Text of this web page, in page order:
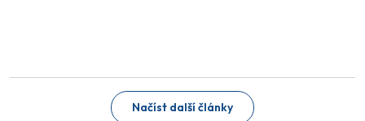
Načíst další články